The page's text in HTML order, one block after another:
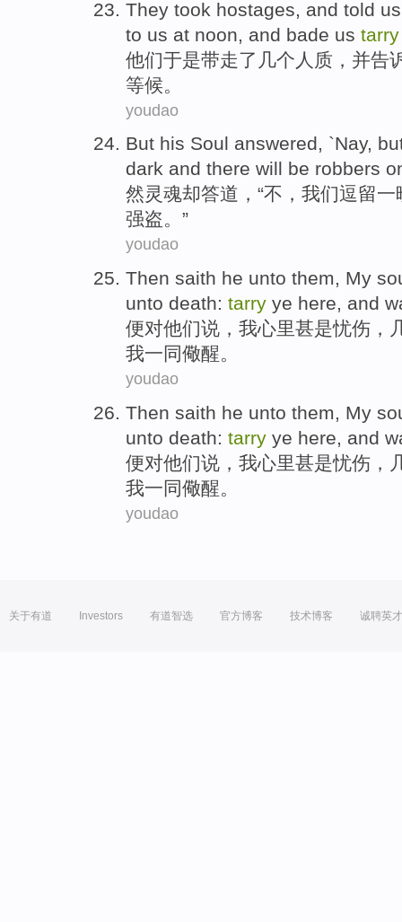
They took hostages and told us
to us at noon , and bade us tarry
他们于是带走了 几个人质 ， 并告
等候。
youdao
But his Soul answered, `Nay,
dark and there will be robbers
然灵魂却答道 ，“不 ， 我们逗留一
强盗。”
youdao
Then saith he unto them, My
unto death: tarry ye here, and
便对他们说 ， 我心里甚是忧伤 ，
我一同儆醒。
youdao
Then saith he unto them, My
unto death: tarry ye here, and
便对他们说 ， 我心里甚是忧伤 ，
我一同儆醒。
youdao
关于有道 Investors 有道智选 官方博客 技术博客 诚聘英才